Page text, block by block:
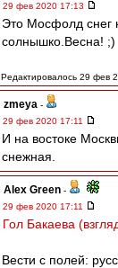
29 фев 2020 17:13
Это Мосфолд снег
солнышко.Весна! ;)
Редактировалось 29 фев
zmeya -
29 фев 2020 17:11
И на востоке
снежная.
Alex Green -
29 фев 2020 17:11
Гол Бакаева
Вести с полей: